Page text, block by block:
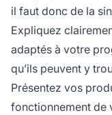
il faut donc de la
Expliquez
adaptés à votre
qu’ils peuvent y
Présentez vos
fonctionnement de